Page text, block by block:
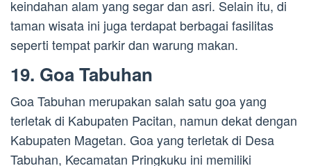
keindahan alam yang segar dan asri. Selain itu, di
taman wisata ini juga terdapat berbagai fasilitas
seperti tempat parkir dan warung makan.
19. Goa Tabuhan
Goa Tabuhan merupakan salah satu goa yang
terletak di Kabupaten Pacitan, namun dekat dengan
Kabupaten Magetan. Goa yang terletak di Desa
Tabuhan, Kecamatan Pringkuku ini memiliki